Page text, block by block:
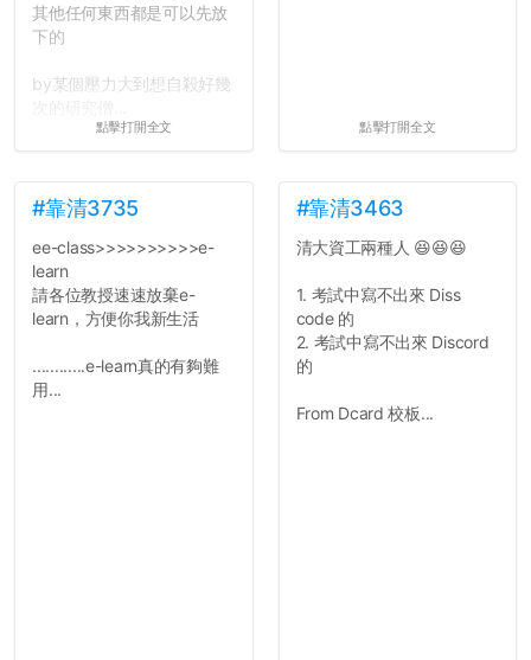
其他任何東西都是可以先放
下的
by某個壓力大到想自殺好幾
點擊打開全文 點擊打開全文
#靠清3735
ee-class>>>>>>>>>>e-
learn
請各位教授速速放棄e-
learn，方便你我新生活
............e-learn真的有夠難
用...
#靠清3463
清大資工兩種人 😆😆😆
1. 考試中寫不出來 Diss
code 的
2. 考試中寫不出來 Discord
的
From Dcard 校板...